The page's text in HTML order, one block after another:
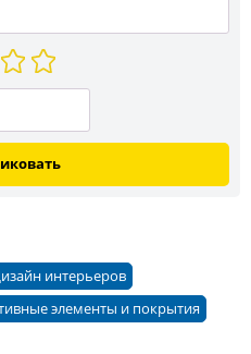
интерьеров
элементы и покрытия